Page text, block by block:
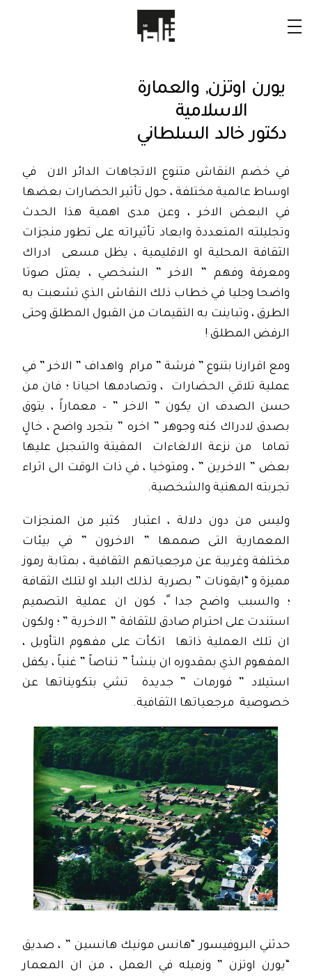
يورن اوتزن, والعمارة
الاسلامية
دكتور خالد السلطاني
في خضم النقاش متنوع الاتجاهات الدائر الان في
اوساط عالمية مختلفة ، حول تأثير الحضارات بعضها
في البعض الاخر ، وعن مدى اهمية هذا الحدث
وتجليلته المتعددة وابعاد تأثيراته على تطور منجزات
الثقافة المحلية او الاقليمية ، يظل مسعى ادراك
ومعرفة وفهم ” الاخر ” الشخصي ، يمثل صوتا
واضحا وجليا في خطاب ذلك النقاش الذي تشعبت به
الطرق ، وتباينت به التقيمات من القبول المطلق وحتى
الرفض المطلق !
ومع اقرارنا بتنوع ” فرشة ” مرام واهداف ” الاخر ” في
عملية تلاقي الحضارات ، وتصادمها احيانا ؛ فان من
حسن الصدف ان يكون ” الاخر ” – معماراً ، يتوق
بصدق لادراك كنه وجوهر ” اخره ” بتجرد واضح ، خالٍ
تماما من نزعة الالغاءات المقيتة والتىجبل عليها
بعض ” الاخرين ” ، ومتوخيا ، في ذات الوقت الى اثراء
تجربته المهنية والشخصية.
وليس من دون دلالة ، اعتبار كثير من المنجزات
المعمارية التى صممها ” الاخرون ” في بيئات
مختلفة وغريبة عن مرجعياتهم الثقافية ، بمثابة رموز
مميزة و “ايقونات ” بصرية لذلك البلد او لتلك الثقافة
؛ والسبب واضح جدا ً، كون ان عملية التصميم
استندت على احترام صادق للثقافة ” الاخرية ” ؛ ولكون
ان تلك العملية ذاتها اتكأت على مفهوم التأويل ،
المفهوم الذي بمقدوره ان ينشأ ” تـناصاً ” غنياً ، يكفل
استيلاد ” فورمات ” جديدة تشي بتكويناتها عن
خصوصية مرجعياتها الثقافية.
حدثني البروفيسور “هانس مونيك هانسين ” ، صديق
“يورن اوتزن ” وزميله في العمل ، من ان المعمار